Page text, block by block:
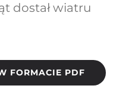
dostał wiatru
FORMACIE PDF